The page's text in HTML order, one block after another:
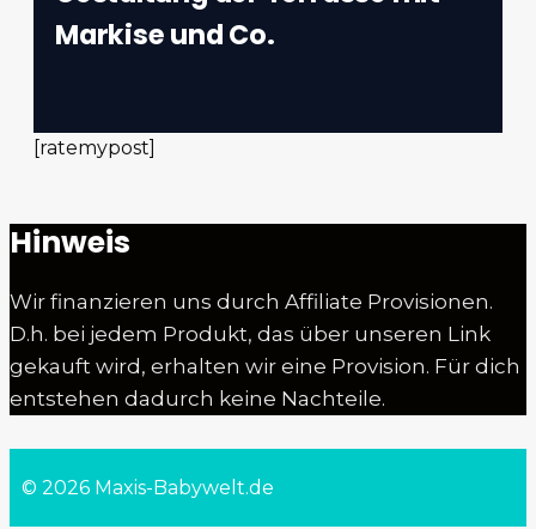
Markise und Co.
[ratemypost]
Hinweis
Wir finanzieren uns durch Affiliate Provisionen.
D.h. bei jedem Produkt, das über unseren Link
gekauft wird, erhalten wir eine Provision. Für dich
entstehen dadurch keine Nachteile.
© 2026 Maxis-Babywelt.de